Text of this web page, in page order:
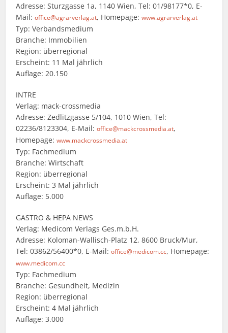
Adresse: Sturzgasse 1a, 1140 Wien, Tel: 01/98177*0, E-
Mail:office@agrarverlag.at, Homepage:www.agrarverlag.at
Typ: Verbandsmedium
Branche: Immobilien
Region: überregional
Erscheint: 11 Mal jährlich
Auflage: 20.150
INTRE
Verlag: mack-crossmedia
Adresse: Zedlitzgasse 5/104, 1010 Wien, Tel:
02236/8123304, E-Mail:office@mackcrossmedia.at,
Homepage:www.mackcrossmedia.at
Typ: Fachmedium
Branche: Wirtschaft
Region: überregional
Erscheint: 3 Mal jährlich
Auflage: 5.000
GASTRO & HEPA NEWS
Verlag: Medicom Verlags Ges.m.b.H.
Adresse: Koloman-Wallisch-Platz 12, 8600 Bruck/Mur,
Tel: 03862/56400*0, E-Mail:office@medicom.cc, Homepage:
www.medicom.cc
Typ: Fachmedium
Branche: Gesundheit, Medizin
Region: überregional
Erscheint: 4 Mal jährlich
Auflage: 3.000